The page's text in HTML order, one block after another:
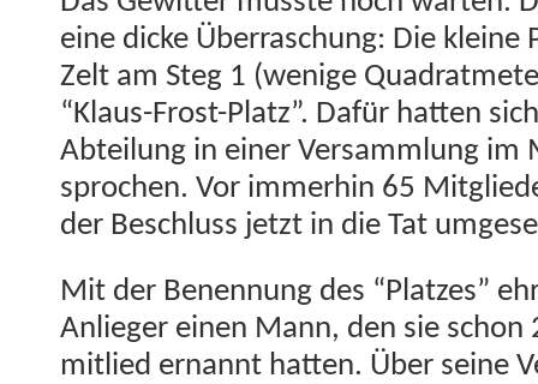
eine dicke Über­raschung: Die kleine
Zelt am Steg 1 (wenige
“Klaus-Frost-Platz”. Dafür hat­ten
Abteilung in ein­er Ver­samm­lung
sprochen. Vor immer­hin 65
der Beschluss jet­zt in die Tat
Mit der Benen­nung des “Platzes”
Anlieger einen Mann, den sie
mitlied ernan­nt hat­ten. Über seine